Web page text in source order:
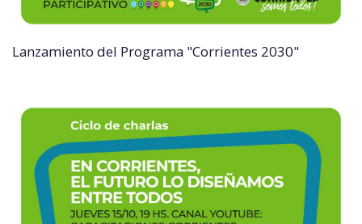
Lanzamiento del Programa "Corrientes 2030"